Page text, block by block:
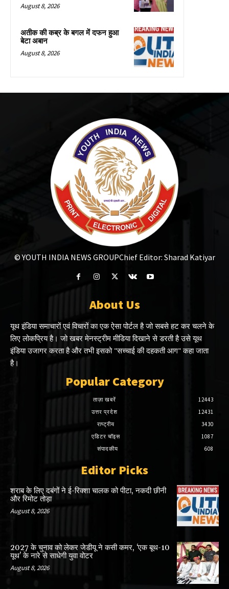
August 8, 2026
अतीक की कब्र के बगल में दफन हुआ
बेटा अबान
August 8, 2026
© YOUTH INDIA NEWS GROUPChief Editor: Sharad Katiyar
About Us
यूथ इंडिया समाचारों एवं विचारों का एक ऐसा पोर्टल है जो सबसे हट कर चलने के
लिए लोकप्रिय है। जो खबर मेनस्ट्रीम मीडिया दिखाने से डरती है उसे यूथ
इंडिया उजागर करता है और तभी इसको "सच्चाई की दहकती आग" कहा जाता
है।
Popular Category
ताज़ा खबरें
12443
उत्तर प्रदेश
12431
राष्ट्रीय
3430
एडिटर चॉइस
1087
संपादकीय
608
Editor Picks
शराब के लिए दबंगों ने ई-रिक्शा चालक को पीटा, नकदी छीनी
और रिमोट तोड़ा
August 8, 2026
2027 के चुनाव को लेकर जेडीयू ने कसी कमर, ‘एक बूथ-10
यूथ’ के नारे से साधेगी युवा वोटर
August 8, 2026